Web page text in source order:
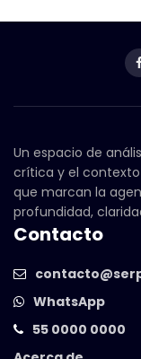
Un espacio de
crítica y el
que marcan la
profundidad,
Contacto
WhatsApp
55 0000 0000